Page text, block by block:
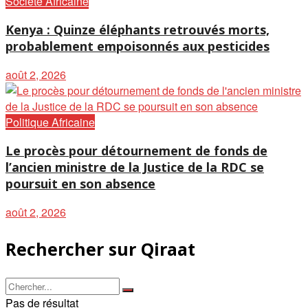
Kenya : Quinze éléphants retrouvés morts,
probablement empoisonnés aux pesticides
août 2, 2026
Politique Africaine
Le procès pour détournement de fonds de
l’ancien ministre de la Justice de la RDC se
poursuit en son absence
août 2, 2026
Rechercher sur Qiraat
Pas de résultat